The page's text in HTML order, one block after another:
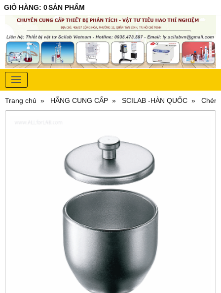
GIỎ HÀNG: 0SẢN PHẨM
Trang chủ HÃNG CUNG CẤP SCILAB -HÀN QUỐC Chén